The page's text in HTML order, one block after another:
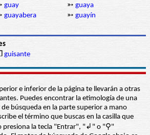
guay ➳ guaya
guayabera ➳ guayín
guisante
e inferior de la página te llevarán a otras
Puedes encontrar la etimología de una
búsqueda en la parte superior a mano
el término que buscas en la casilla que
presiona la tecla "Entrar", "↲" o "⚲"